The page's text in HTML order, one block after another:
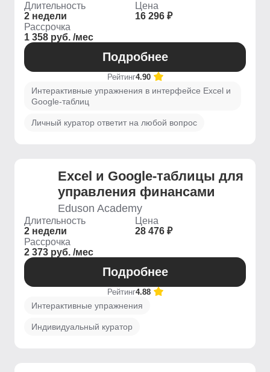
Длительность
2 недели
Цена
16 296 ₽
Рассрочка
1 358 руб. /мес
Подробнее
Рейтинг4.90
Интерактивные упражнения в интерфейсе Excel и
Google-таблиц
Личный куратор ответит на любой вопрос
Excel и Google-таблицы для
управления финансами
Eduson Academy
Длительность
2 недели
Цена
28 476 ₽
Рассрочка
2 373 руб. /мес
Подробнее
Рейтинг4.88
Интерактивные упражнения
Индивидуальный куратор